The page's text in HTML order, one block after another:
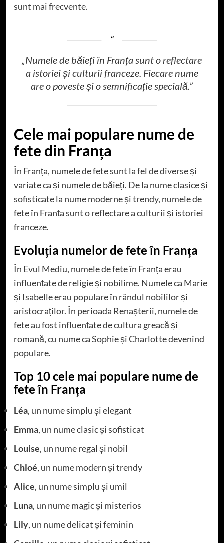
sunt mai frecvente.
„Numele de băieți în Franța sunt o reflectare
a istoriei și culturii franceze. Fiecare nume
are o poveste și o semnificație specială.”
Cele mai populare nume de
fete din Franța
În Franța, numele de fete sunt la fel de diverse și
variate ca și numele de băieți. De la nume clasice și
sofisticate la nume moderne și trendy, numele de
fete în Franța sunt o reflectare a culturii și istoriei
franceze.
Evoluția numelor de fete în Franța
În Evul Mediu, numele de fete în Franța erau
influențate de religie și nobilime. Numele ca Marie
și Isabelle erau populare în rândul nobililor și
aristocraților. În perioada Renașterii, numele de
fete au fost influențate de cultura greacă și
romană, cu nume ca Sophie și Charlotte devenind
populare.
Top 10 cele mai populare nume de
fete în Franța
Léa, un nume simplu și elegant
Emma, un nume clasic și sofisticat
Louise, un nume regal și nobil
Chloé, un nume modern și trendy
Alice, un nume simplu și umil
Luna, un nume magic și misterios
Lily, un nume delicat și feminin